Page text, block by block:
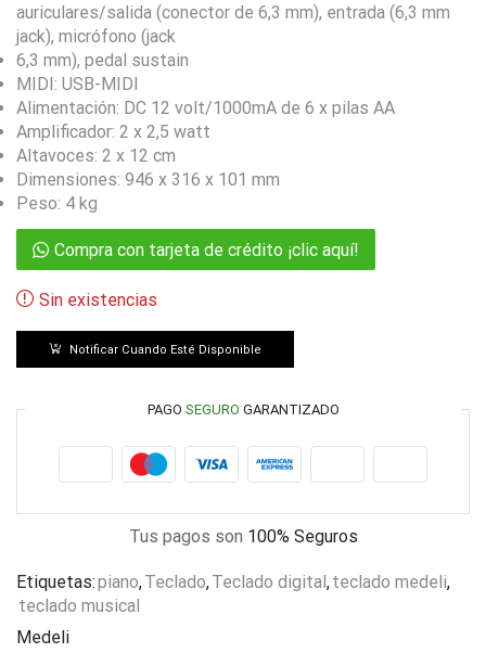
auriculares/salida (conector de 6,3 mm), entrada (6,3 mm
jack), micrófono (jack
6,3 mm), pedal sustain
MIDI: USB-MIDI
Alimentación: DC 12 volt/1000mA de 6 x pilas AA
Amplificador: 2 x 2,5 watt
Altavoces: 2 x 12 cm
Dimensiones: 946 x 316 x 101 mm
Peso: 4 kg
Compra con tarjeta de crédito ¡clic aquí!
Sin existencias
Notificar Cuando Esté Disponible
PAGO SEGURO GARANTIZADO
Tus pagos son 100% Seguros
Etiquetas:piano,Teclado,Teclado digital,teclado medeli,
teclado musical
Medeli